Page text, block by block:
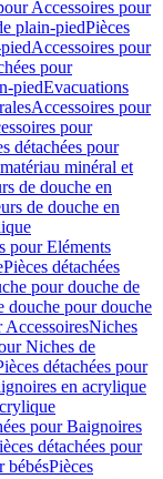
Accessoires pour
plain-piedPièces
Accessoires pour
pour
piedEvacuations
Accessoires pour
pour
détachées pour
minéral et
de douche en
de douche en
pour Eléments
Pièces détachées
pour douche de
douche pour douche
AccessoiresNiches
Niches de
détachées pour
en acrylique
pour Baignoires
détachées pour
bébésPièces